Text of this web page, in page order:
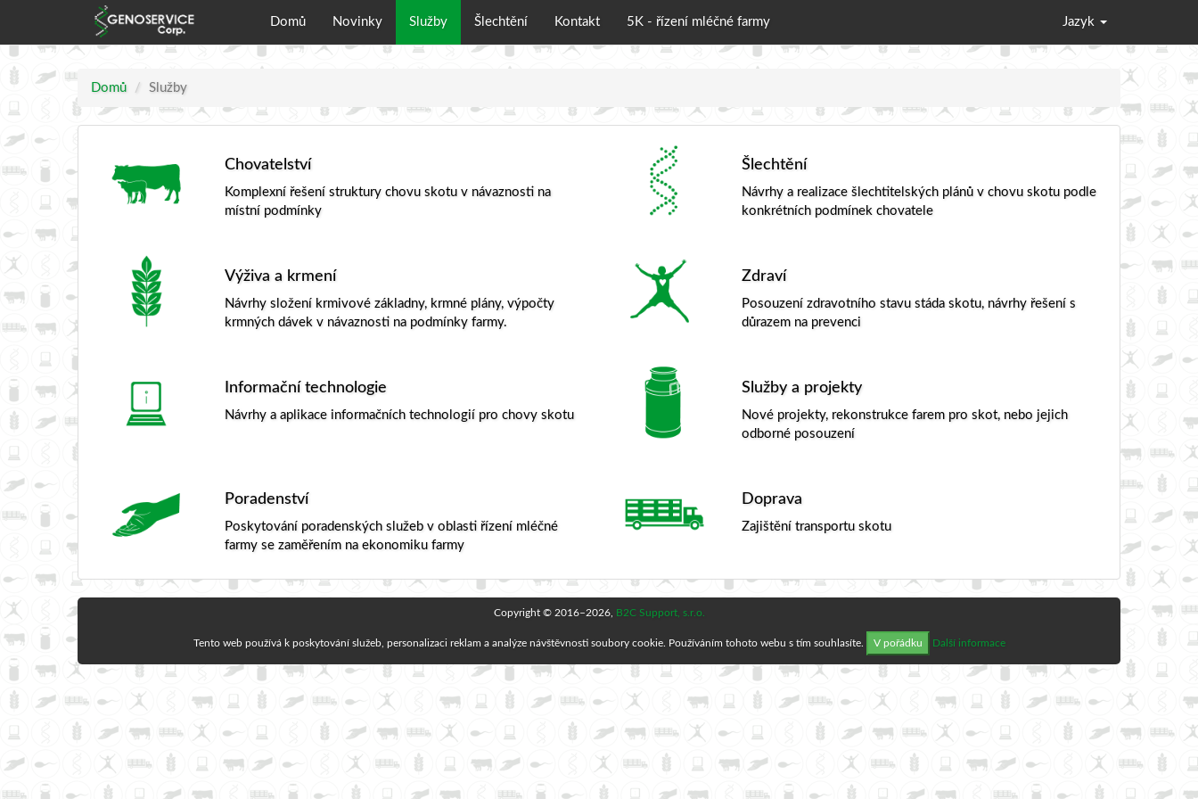
Domů Novinky Služby Šlechtění Kontakt 5K - řízení mléčné farmy Jazyk
Domů Služby
Chovatelství
Komplexní řešení struktury chovu skotu v návaznosti na
místní podmínky
Šlechtění
Návrhy a realizace šlechtitelských plánů v chovu skotu podle
konkrétních podmínek chovatele
Výživa a krmení
Návrhy složení krmivové základny, krmné plány, výpočty
krmných dávek v návaznosti na podmínky farmy.
Zdraví
Posouzení zdravotního stavu stáda skotu, návrhy řešení s
důrazem na prevenci
Informační technologie
Návrhy a aplikace informačních technologií pro chovy skotu
Služby a projekty
Nové projekty, rekonstrukce farem pro skot, nebo jejich
odborné posouzení
Poradenství
Poskytování poradenských služeb v oblasti řízení mléčné
farmy se zaměřením na ekonomiku farmy
Doprava
Zajištění transportu skotu
Copyright © 2016–2026, B2C Support, s.r.o.
Tento web používá k poskytování služeb, personalizaci reklam a analýze návštěvnosti soubory cookie. Používáním tohoto webu s tím souhlasíte. V pořádku Další informace